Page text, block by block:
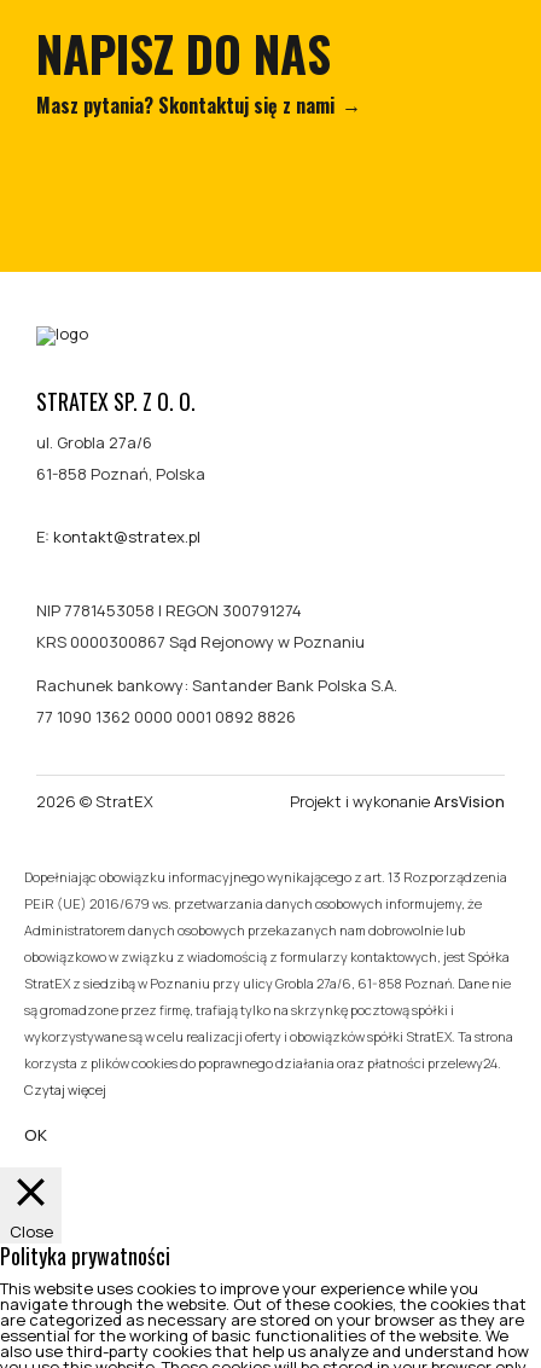
NAPISZ DO NAS
Masz pytania? Skontaktuj się z nami
STRATEX SP. Z O. O.
ul. Grobla 27a/6
61-858 Poznań, Polska
E: kontakt@stratex.pl
NIP 7781453058 | REGON 300791274
KRS 0000300867 Sąd Rejonowy w Poznaniu
Rachunek bankowy: Santander Bank Polska S.A.
77 1090 1362 0000 0001 0892 8826
2026 © StratEX Projekt i wykonanieArsVision
Dopełniając obowiązku informacyjnego wynikającego z art. 13 Rozporządzenia
PEiR (UE) 2016/679 ws. przetwarzania danych osobowych informujemy, że
Administratorem danych osobowych przekazanych nam dobrowolnie lub
obowiązkowo w związku z wiadomością z formularzy kontaktowych, jest Spółka
StratEX z siedzibą w Poznaniu przy ulicy Grobla 27a/6, 61-858 Poznań. Dane nie
są gromadzone przez firmę, trafiają tylko na skrzynkę pocztową spółki i
wykorzystywane są w celu realizacji oferty i obowiązków spółki StratEX. Ta strona
korzysta z plików cookies do poprawnego działania oraz płatności przelewy24.
Czytaj więcej
OK
Close
Polityka prywatności
This website uses cookies to improve your experience while you
navigate through the website. Out of these cookies, the cookies that
are categorized as necessary are stored on your browser as they are
essential for the working of basic functionalities of the website. We
also use third-party cookies that help us analyze and understand how